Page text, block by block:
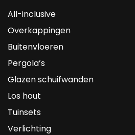
All-inclusive
Overkappingen
Buitenvloeren
Pergola’s
Glazen schuifwanden
Los hout
Tuinsets
Verlichting